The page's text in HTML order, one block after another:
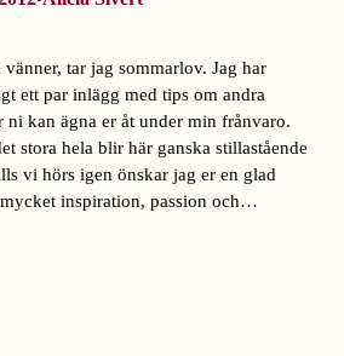
tar jag sommarlov. Jag har
ett par inlägg med tips om andra
ni kan ägna er åt under min frånvaro.
stora hela blir här ganska stillastående
vi hörs igen önskar jag er en glad
inspiration, passion och…